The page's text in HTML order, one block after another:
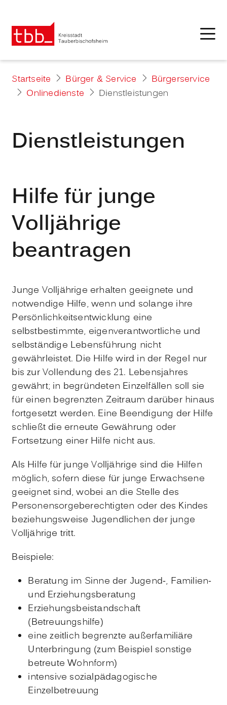
Startseite Bürger & Service
Bürgerservice
Onlinedienste
Dienstleistungen
Dienstleistungen
Hilfe für junge
Volljährige
beantragen
Junge Volljährige erhalten geeignete und
notwendige Hilfe, wenn und solange ihre
Persönlichkeitsentwicklung eine
selbstbestimmte, eigenverantwortliche und
selbständige Lebensführung nicht
gewährleistet. Die Hilfe wird in der Regel nur
bis zur Vollendung des 21. Lebensjahres
gewährt; in begründeten Einzelfällen soll sie
für einen begrenzten Zeitraum darüber hinaus
fortgesetzt werden. Eine Beendigung der Hilfe
schließt die erneute Gewährung oder
Fortsetzung einer Hilfe nicht aus.
Als Hilfe für junge Volljährige sind die Hilfen
möglich, sofern diese für junge Erwachsene
geeignet sind, wobei an die Stelle des
Personensorgeberechtigten oder des Kindes
beziehungsweise Jugendlichen der junge
Volljährige tritt.
Beispiele:
Beratung im Sinne der Jugend-, Familien-
und Erziehungsberatung
Erziehungsbeistandschaft
(Betreuungshilfe)
eine zeitlich begrenzte außerfamiliäre
Unterbringung (zum Beispiel sonstige
betreute Wohnform)
intensive sozialpädagogische
Einzelbetreuung